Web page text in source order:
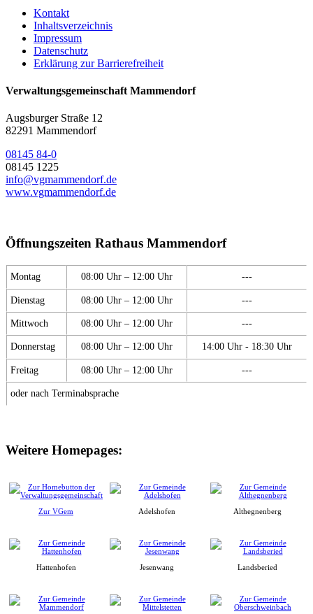
Kontakt
Inhaltsverzeichnis
Impressum
Datenschutz
Erklärung zur Barrierefreiheit
Verwaltungsgemeinschaft Mammendorf
Augsburger Straße 12
82291 Mammendorf
08145 84-0
08145 1225
info@vgmammendorf.de
www.vgmammendorf.de
Öffnungszeiten Rathaus Mammendorf
Montag 08:00 Uhr – 12:00 Uhr ---
Dienstag 08:00 Uhr – 12:00 Uhr ---
Mittwoch 08:00 Uhr – 12:00 Uhr ---
Donnerstag 08:00 Uhr – 12:00 Uhr 14:00 Uhr - 18:30 Uhr
Freitag 08:00 Uhr – 12:00 Uhr ---
oder nach Terminabsprache
Weitere Homepages:
Zur VGem Adelshofen Althegnenberg
Hattenhofen Jesenwang Landsberied